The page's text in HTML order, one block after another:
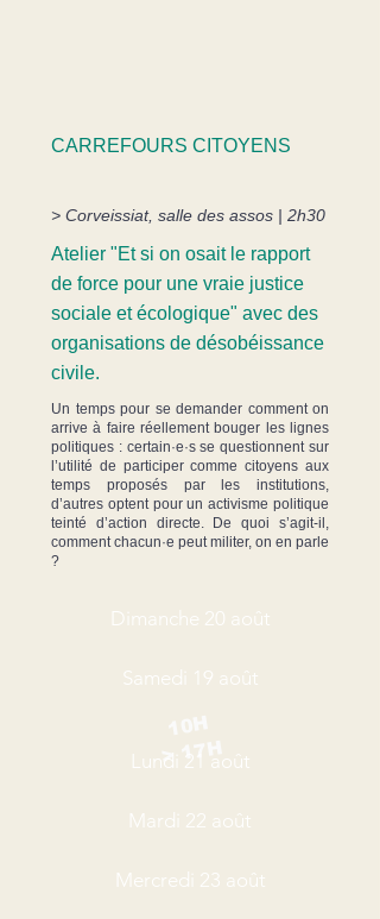
CARREFOURS CITOYENS
> Corveissiat, salle des assos | 2h30
Atelier "Et si on osait le rapport
de force pour une vraie justice
sociale et écologique" avec des
organisations de désobéissance
civile.
Un temps pour se demander comment on
arrive à faire réellement bouger les lignes
politiques : certain·e·s se questionnent sur
l’utilité de participer comme citoyens aux
temps proposés par les institutions,
d’autres optent pour un activisme politique
teinté d’action directe. De quoi s’agit-il,
comment chacun·e peut militer, on en parle
?
Dimanche 20 août
Samedi 19 août
> 17H
Lundi 21 août
Mardi 22 août
Mercredi 23 août